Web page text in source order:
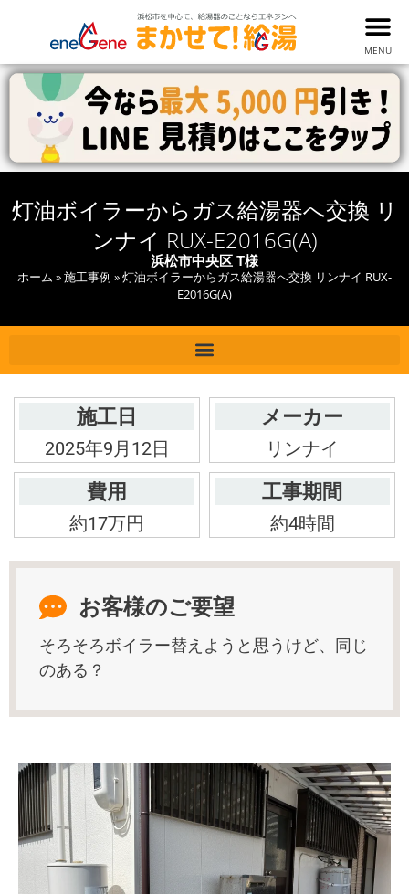
MENU
灯油ボイラーからガス給湯器へ交換 リ
ンナイ RUX-E2016G(A)
浜松市中央区 T様
ホーム »施工事例 »灯油ボイラーからガス給湯器へ交換 リンナイ RUX-
E2016G(A)
施工日
2025年9月12日
メーカー
リンナイ
費用
約17万円
工事期間
約4時間
お客様のご要望
そろそろボイラー替えようと思うけど、同じ
のある？